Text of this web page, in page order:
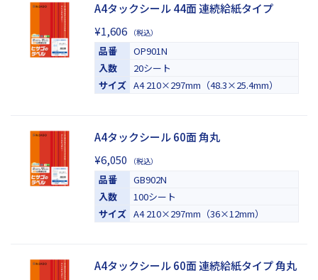
A4タックシール 44面 連続給紙タイプ
¥1,606
（税込）
品番
OP901N
入数
20シート
サイズ A4 210×297mm（48.3×25.4mm）
A4タックシール 60面 角丸
¥6,050
（税込）
品番
GB902N
入数
100シート
サイズ A4 210×297mm（36×12mm）
A4タックシール 60面 連続給紙タイプ 角丸